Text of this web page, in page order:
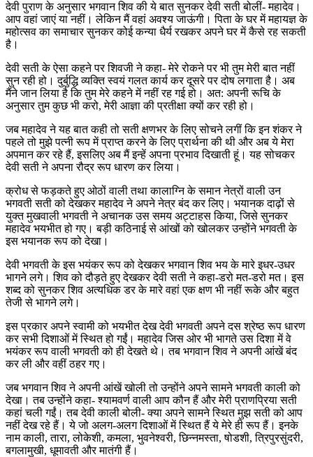
देवी पुराण के अनुसार भगवान शिव की ये बात सुनकर देवी सती बोलीं- महादेव।
आप वहां जाएं या नहीं। लेकिन मैं वहां अवश्य जाऊंगी। पिता के घर में महायज्ञ के
महोत्सव का समाचार सुनकर कोई कन्या धैर्य रखकर अपने घर में कैसे रह सकती
है।
देवी सती के ऐसा कहने पर शिवजी ने कहा- मेरे रोकने पर भी तुम मेरी बात नहीं
सुन रही हो। दुर्बुद्धि व्यक्ति स्वयं गलत कार्य कर दूसरे पर दोष लगाता है। अब
मैंने जान लिया है कि तुम मेरे कहने में नहीं रह गई हो। अत: अपनी रूचि के
अनुसार तुम कुछ भी करो, मेरी आज्ञा की प्रतीक्षा क्यों कर रही हो।
जब महादेव ने यह बात कही तो सती क्षणभर के लिए सोचने लगीं कि इन शंकर ने
पहले तो मुझे पत्नी रूप में प्राप्त करने के लिए प्रार्थना की थी और अब ये मेरा
अपमान कर रहे हैं, इसलिए अब मैं इन्हें अपना प्रभाव दिखाती हूं। यह सोचकर
देवी सती ने अपना रौद्र रूप धारण कर लिया।
क्रोध से फड़कते हुए ओठों वाली तथा कालाग्नि के समान नेत्रों वाली उन
भगवती सती को देखकर महादेव ने अपने नेत्र बंद कर लिए। भयानक दाढ़ों से
युक्त मुखवाली भगवती ने अचानक उस समय अट्टाहस किया, जिसे सुनकर
महादेव भयभीत हो गए। बड़ी कठिनाई से आंखों को खोलकर उन्होंने भगवती के
इस भयानक रूप को देखा।
देवी भगवती के इस भयंकर रूप को देखकर भगवान शिव भय के मारे इधर-उधर
भागने लगे। शिव को दौड़ते हुए देखकर देवी सती ने कहा-डरो मत-डरो मत। इस
शब्द को सुनकर शिव अत्यधिक डर के मारे वहां एक क्षण भी नहीं रूके और बहुत
तेजी से भागने लगे।
इस प्रकार अपने स्वामी को भयभीत देख देवी भगवती अपने दस श्रेष्ठ रूप धारण
कर सभी दिशाओं में स्थित हो गईं। महादेव जिस ओर भी भागते उस दिशा में वे
भयंकर रूप वाली भगवती को ही देखते थे। तब भगवान शिव ने अपनी आंखें बंद
कर ली और वहीं ठहर गए।
जब भगवान शिव ने अपनी आंखें खोली तो उन्होंने अपने सामने भगवती काली को
देखा। तब उन्होंने कहा- श्यामवर्ण वाली आप कौन हैं और मेरी प्राणप्रिया सती
कहां चली गईं। तब देवी काली बोली- क्या अपने सामने स्थित मुझ सती को आप
नहीं देख रहे हैं। ये जो अलग-अलग दिशाओं में स्थित हैं ये मेरे ही रूप हैं। इनके
नाम काली, तारा, लोकेशी, कमला, भुवनेश्वरी, छिन्नमस्ता, षोडशी, त्रिपुरसुंदरी,
बगलामुखी, धूमावती और मातंगी हैं।